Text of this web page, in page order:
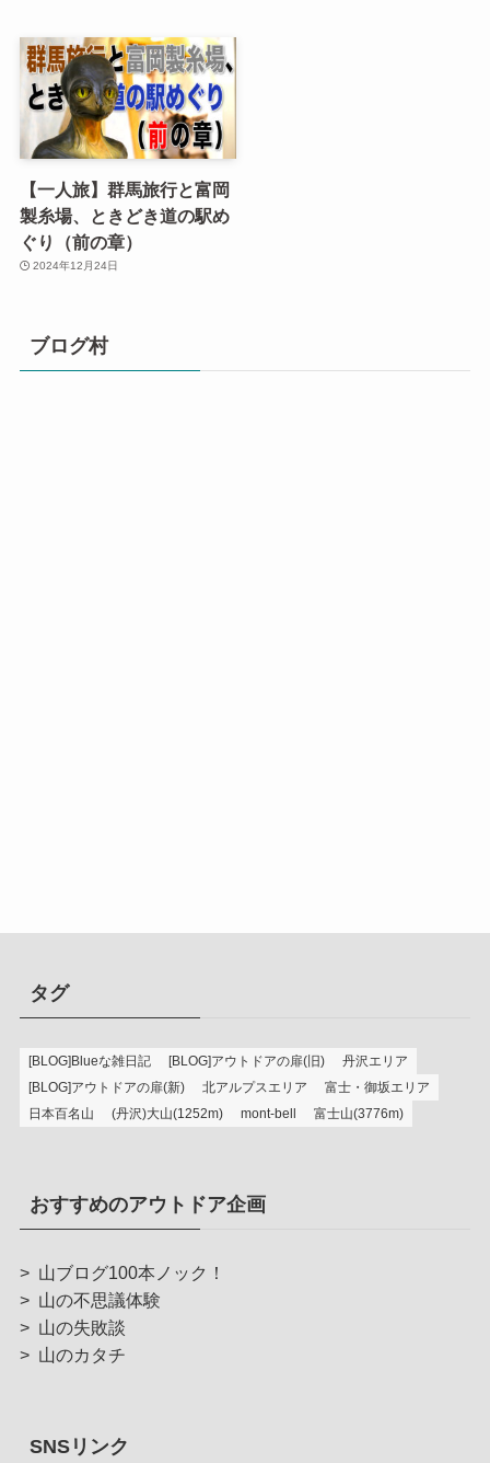
【一人旅】群馬旅行と富岡
製糸場、ときどき道の駅め
ぐり（前の章）
2024年12月24日
ブログ村
タグ
[BLOG]Blueな雑日記 [BLOG]アウトドアの扉(旧)
丹沢エリア
[BLOG]アウトドアの扉(新)
北アルプスエリア
富士・御坂エリア
日本百名山
(丹沢)大山(1252m) mont-bell 富士山(3776m)
おすすめのアウトドア企画
> 山ブログ100本ノック！
> 山の不思議体験
> 山の失敗談
> 山のカタチ
SNSリンク